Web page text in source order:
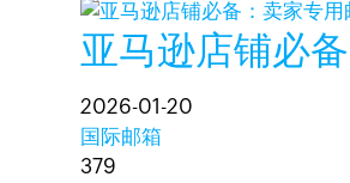
亚马逊店铺必
2026-01-20
国际邮箱
379